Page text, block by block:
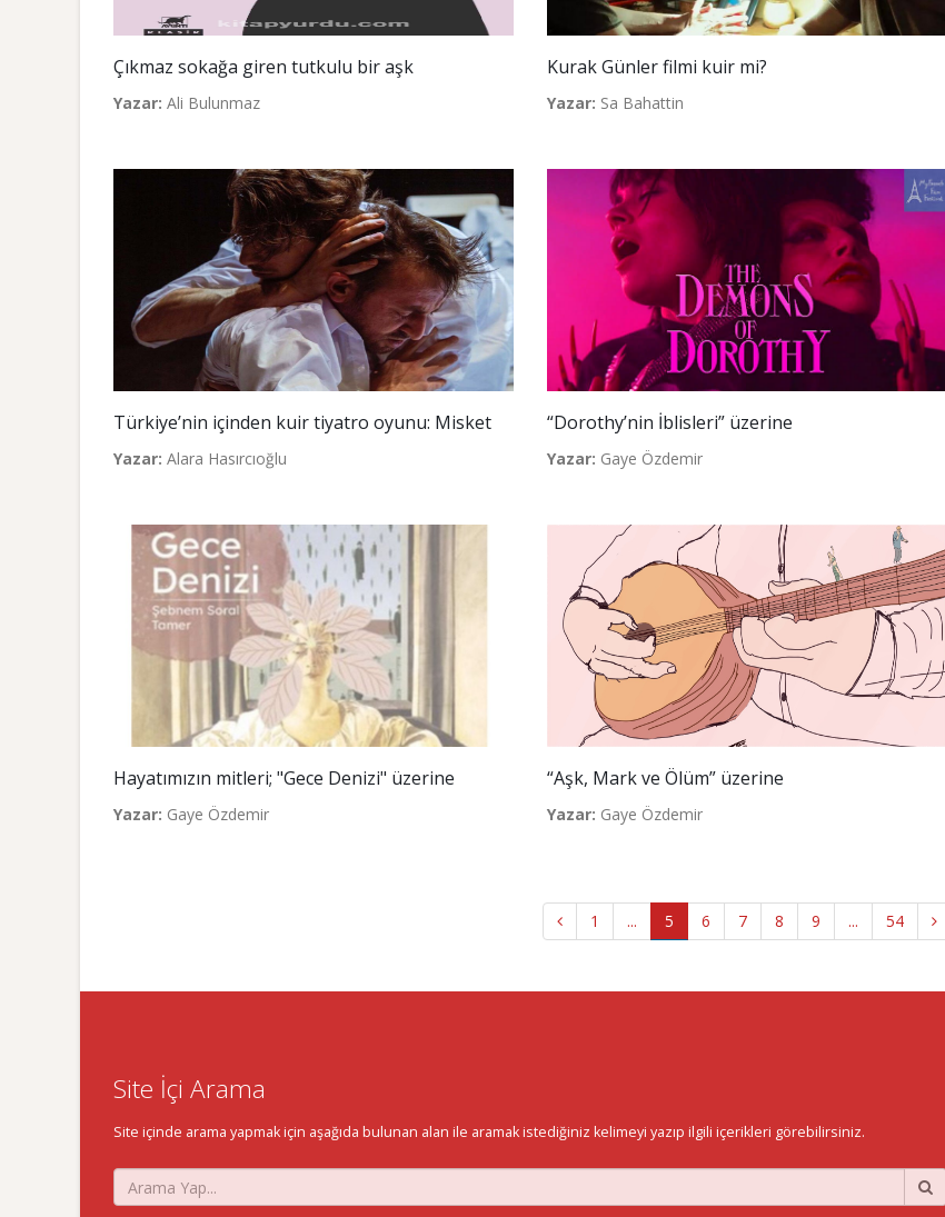
Çıkmaz sokağa giren tutkulu bir aşk
Yazar: Ali Bulunmaz
Kurak Günler filmi kuir mi?
Yazar: Sa Bahattin
Türkiye’nin içinden kuir tiyatro oyunu: Misket
Yazar: Alara Hasırcıoğlu
“Dorothy’nin İblisleri” üzerine
Yazar: Gaye Özdemir
Hayatımızın mitleri; "Gece Denizi" üzerine
Yazar: Gaye Özdemir
“Aşk, Mark ve Ölüm” üzerine
Yazar: Gaye Özdemir
1 ... 5 6 7 8 9 ... 54
Site İçi Arama
Site içinde arama yapmak için aşağıda bulunan alan ile aramak istediğiniz kelimeyi yazıp ilgili içerikleri görebilirsiniz.